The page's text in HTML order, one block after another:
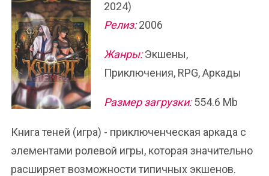
2024)
Релиз:2006
Жанры:Экшены,
Приключения, RPG, Аркады
Размер загрузки:554.6 Mb
Книга теней (игра) - приключенческая аркада с
элементами ролевой игры, которая значительно
расширяет возможности типичных экшенов.